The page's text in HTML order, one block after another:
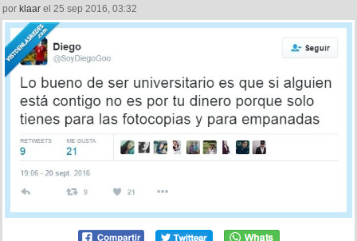
por klaar el 25 sep 2016, 03:32